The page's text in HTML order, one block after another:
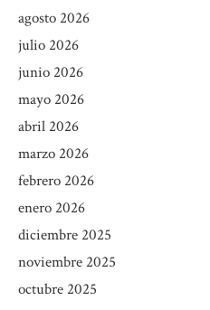
agosto 2026
julio 2026
junio 2026
mayo 2026
abril 2026
marzo 2026
febrero 2026
enero 2026
diciembre 2025
noviembre 2025
octubre 2025